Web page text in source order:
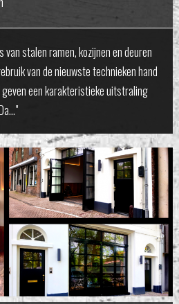
stalen ramen, kozijnen en deuren
van de nieuwste technieken hand
een karakteristieke uitstraling